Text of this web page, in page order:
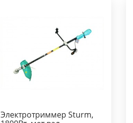
Электротриммер Sturm,